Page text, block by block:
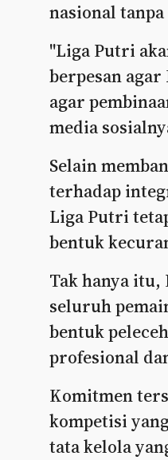
nasional
"Liga Putri
berpesan
agar
media
Selain
terhadap
Liga Putri
bentuk
Tak hanya itu,
seluruh
bentuk
profesional
Komitmen
kompetisi
tata kelola